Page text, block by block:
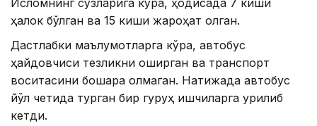
Исломнинг сўзларига кўра, ҳодисада 7 киши
ҳалок бўлган ва 15 киши жароҳат олган.
Дастлабки маълумотларга кўра, автобус
ҳайдовчиси тезликни оширган ва транспорт
воситасини бошқара олмаган. Натижада автобус
йўл четида турган бир гуруҳ ишчиларга урилиб
кетди.